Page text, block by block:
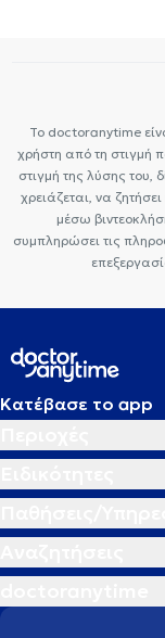
Το doctoranytime
χρήστη από τη στιγμή
στιγμή της λύσης του,
χρειάζεται, να
μέσω
συμπληρώσει τις
Κατέβασε το app